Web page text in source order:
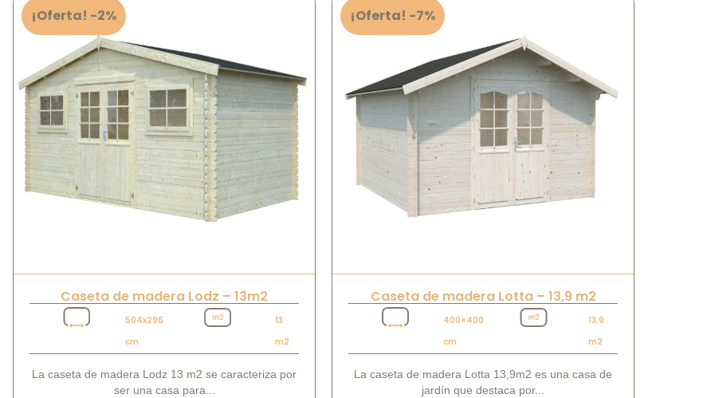
¡Oferta! -2%
Caseta de madera Lodz – 13m2
504x296
cm
13
m2
La caseta de madera Lodz 13 m2 se caracteriza por
ser una casa para...
¡Oferta! -7%
Caseta de madera Lotta – 13,9 m2
400×400
cm
13,9
m2
La caseta de madera Lotta 13,9m2 es una casa de
jardín que destaca por...